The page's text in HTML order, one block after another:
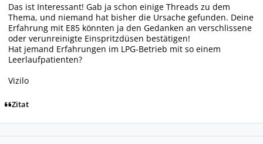
Das ist Interessant! Gab ja schon einige Threads zu dem
Thema, und niemand hat bisher die Ursache gefunden. Deine
Erfahrung mit E85 könnten ja den Gedanken an verschlissene
oder verunreinigte Einspritzdüsen bestätigen!
Hat jemand Erfahrungen im LPG-Betrieb mit so einem
Leerlaufpatienten?
Vizilo
Zitat